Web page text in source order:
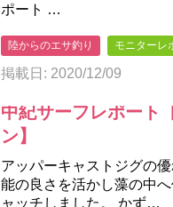
ポート …
陸からのエサ釣り モニターレ
掲載日: 2020/12/09
中紀サーフレポート
ン】
アッパーキャストジグの
能の良さを活かし藻の中
ャッチしました。 かず…